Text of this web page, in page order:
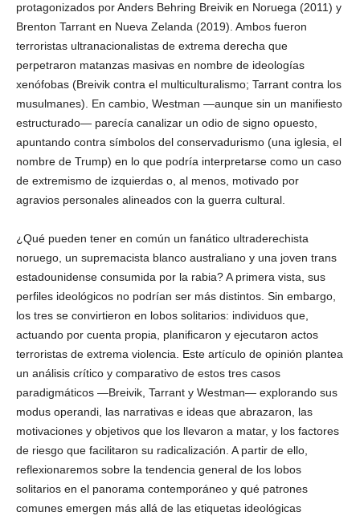
Linkedin
protagonizados por Anders Behring Breivik en Noruega (2011) y
Brenton Tarrant en Nueva Zelanda (2019). Ambos fueron
terroristas ultranacionalistas de extrema derecha que
perpetraron matanzas masivas en nombre de ideologías
xenófobas (Breivik contra el multiculturalismo; Tarrant contra los
musulmanes). En cambio, Westman —aunque sin un manifiesto
estructurado— parecía canalizar un odio de signo opuesto,
apuntando contra símbolos del conservadurismo (una iglesia, el
nombre de Trump) en lo que podría interpretarse como un caso
de extremismo de izquierdas o, al menos, motivado por
agravios personales alineados con la guerra cultural.
¿Qué pueden tener en común un fanático ultraderechista
noruego, un supremacista blanco australiano y una joven trans
estadounidense consumida por la rabia? A primera vista, sus
perfiles ideológicos no podrían ser más distintos. Sin embargo,
los tres se convirtieron en lobos solitarios: individuos que,
actuando por cuenta propia, planificaron y ejecutaron actos
terroristas de extrema violencia. Este artículo de opinión plantea
un análisis crítico y comparativo de estos tres casos
paradigmáticos —Breivik, Tarrant y Westman— explorando sus
modus operandi, las narrativas e ideas que abrazaron, las
motivaciones y objetivos que los llevaron a matar, y los factores
de riesgo que facilitaron su radicalización. A partir de ello,
reflexionaremos sobre la tendencia general de los lobos
solitarios en el panorama contemporáneo y qué patrones
comunes emergen más allá de las etiquetas ideológicas